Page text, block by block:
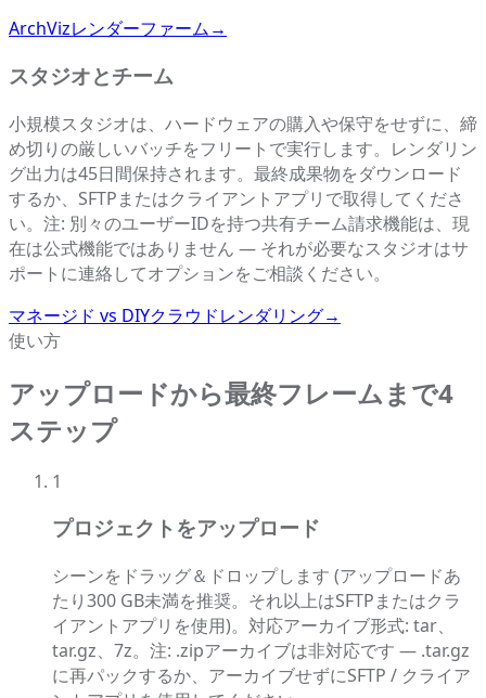
ArchVizレンダーファーム→
スタジオとチーム
小規模スタジオは、ハードウェアの購入や保守をせずに、締
め切りの厳しいバッチをフリートで実行します。レンダリン
グ出力は45日間保持されます。最終成果物をダウンロード
するか、SFTPまたはクライアントアプリで取得してくださ
い。注: 別々のユーザーIDを持つ共有チーム請求機能は、現
在は公式機能ではありません — それが必要なスタジオはサ
ポートに連絡してオプションをご相談ください。
マネージド vs DIYクラウドレンダリング→
使い方
アップロードから最終フレームまで4
ステップ
1
プロジェクトをアップロード
シーンをドラッグ＆ドロップします (アップロードあ
たり300 GB未満を推奨。それ以上はSFTPまたはクラ
イアントアプリを使用)。対応アーカイブ形式: tar、
tar.gz、7z。注: .zipアーカイブは非対応です — .tar.gz
に再パックするか、アーカイブせずにSFTP / クライア